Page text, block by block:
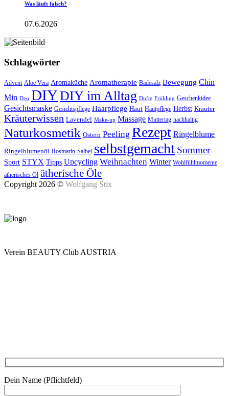
Was läuft falsch?
07.6.2026
Schlagwörter
Advent Aloe Vera Aromaküche Aromatherapie Badesalz Bewegung Chin
Min Deo DIYDIY im Alltag Düfte Frühling Geschenkidee
Gesichtsmaske Gesichtspflege Haarpflege Haut Hautpflege Herbst Kräuter
Kräuterwissen Lavendel Make-up Massage Muttertag nachhaltig
Naturkosmetik Ostern Peeling Rezept Ringelblume
Ringelblumenöl Rosmarin Salbei selbstgemacht Sommer
Sport STYX Tipps Upcycling Weihnachten Winter Wohlfühlmomente
ätherisches Öl ätherische Öle
Copyright 2026 © Wolfgang Stix
Verein BEAUTY Club AUSTRIA
Dein Name (Pflichtfeld)